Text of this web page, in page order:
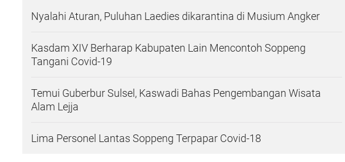
Nyalahi Aturan, Puluhan Laedies dikarantina di Musium Angker
Kasdam XIV Berharap Kabupaten Lain Mencontoh Soppeng
Tangani Covid-19
Temui Guberbur Sulsel, Kaswadi Bahas Pengembangan Wisata
Alam Lejja
Lima Personel Lantas Soppeng Terpapar Covid-18